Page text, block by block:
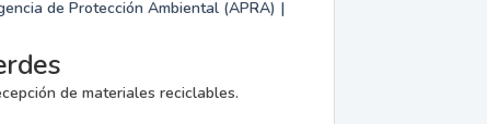
de Protección Ambiental (APRA) |
de materiales reciclables.